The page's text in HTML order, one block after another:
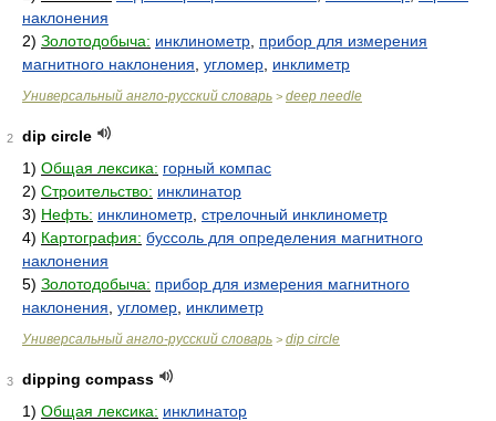
наклонения
2) Золотодобыча: инклинометр прибор для измерения
магнитного наклонения угломер инклиметр
Универсальный англо-русский словарь > deep needle
2
dip circle
1) Общая лексика: горный компас
2) Строительство: инклинатор
3) Нефть: инклинометр стрелочный инклинометр
4) Картография: буссоль для определения магнитного
наклонения
5) Золотодобыча: прибор для измерения магнитного
наклонения угломер инклиметр
Универсальный англо-русский словарь > dip circle
3
dipping compass
1) Общая лексика: инклинатор